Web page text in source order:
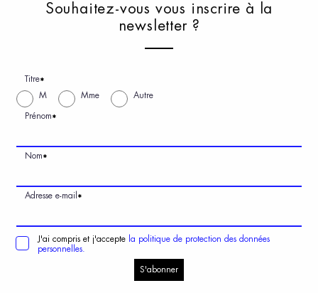
Souhaitez-vous vous i nscrire à
a
newsletter ?
Titre*
M Mme Autre
Prénom*
Nom*
Adresse e-mail *
J'ai compris et j'accepte la politique de protection des données
personnelles.
S'abonner